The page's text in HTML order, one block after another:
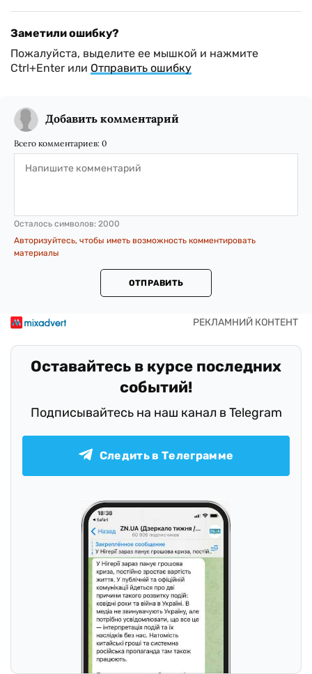
Заметили ошибку?
Пожалуйста, выделите ее мышкой и нажмите
Ctrl+Enter или Отправить ошибку
Добавить комментарий
Всего комментариев: 0
Осталось символов: 2000
Авторизуйтесь, чтобы иметь возможность комментировать
материалы
ОТПРАВИТЬ
Оставайтесь в курсе последних
событий!
Подписывайтесь на наш канал в Telegram
Следить в Телеграмме